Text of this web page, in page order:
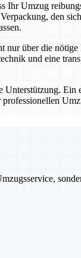
Umzug
den
über die
und eine